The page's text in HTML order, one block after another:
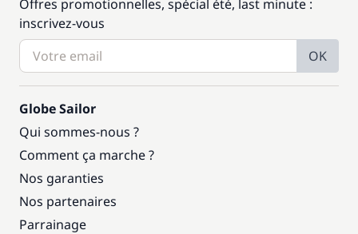
Offres promotionnelles, spécial été, last minute :
inscrivez-vous
OK
Globe Sailor
Qui sommes-nous ?
Comment ça marche ?
Nos garanties
Nos partenaires
Parrainage